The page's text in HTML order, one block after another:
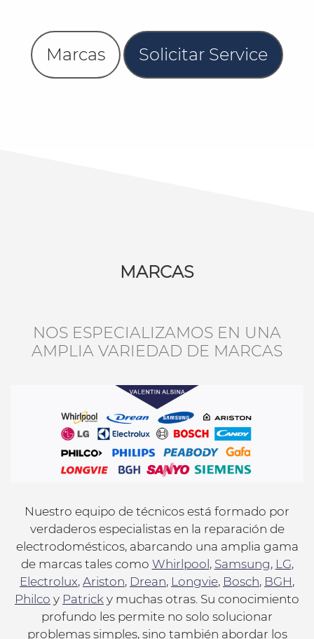
Marcas Solicitar Service
MARCAS
NOS ESPECIALIZAMOS EN UNA
AMPLIA VARIEDAD DE MARCAS
Nuestro equipo de técnicos está formado por
verdaderos especialistas en la reparación de
electrodomésticos, abarcando una amplia gama
de marcas tales como Whirlpool , Samsung, LG,
Electrolux, Ariston, Drean, Longvie, Bosch, BGH,
Philco y Patrick y muchas otras. Su conocimiento
profundo les permite no solo solucionar
problemas simples, sino también abordar los